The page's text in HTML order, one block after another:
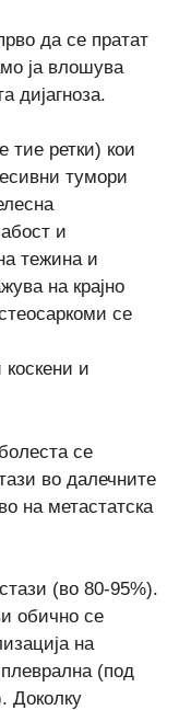
да се пратат
ја влошува
дијагноза.
тие ретки) кои
тумори
и
тежина и
на крајно
се
коскени и
се
во далечните
на метастатска
(во 80-95%).
обично се
на
(под
Доколку